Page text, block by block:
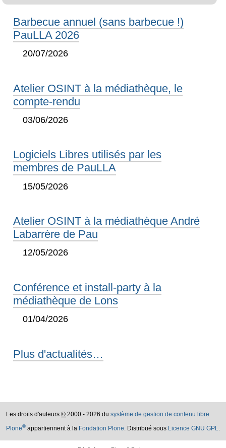
Barbecue annuel (sans barbecue !)
PauLLA 2026
20/07/2026
Atelier OSINT à la médiathèque, le
compte-rendu
03/06/2026
Logiciels Libres utilisés par les
membres de PauLLA
15/05/2026
Atelier OSINT à la médiathèque André
Labarrère de Pau
12/05/2026
Conférence et install-party à la
médiathèque de Lons
01/04/2026
Plus d'actualités…
Les droits d'auteurs © 2000 - 2026 du système de gestion de contenu libre
Plone®appartiennent à la Fondation Plone. Distribué sous Licence GNU GPL.